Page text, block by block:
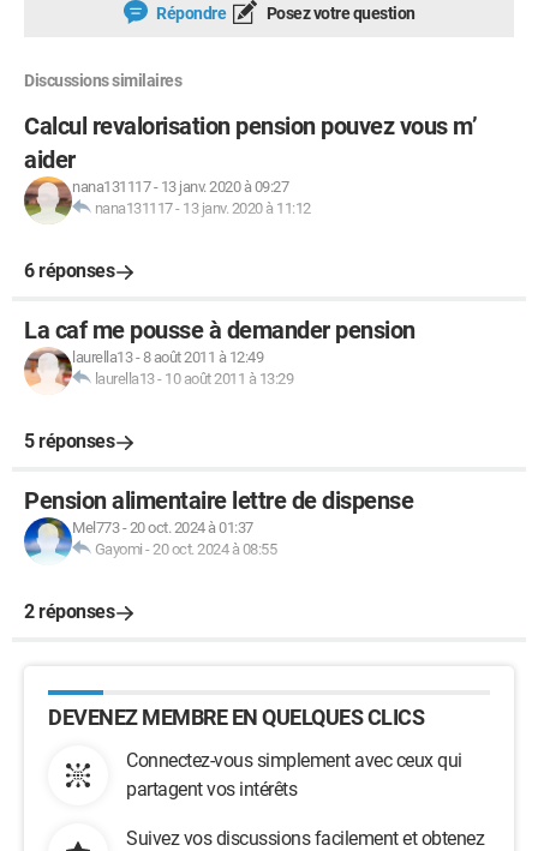
Répondre Posez votre question
Discussions similaires
Calcul revalorisation pension pouvez vous m’
aider
nana131117- 13 janv. 2020 à 09:27
nana131117- 13 janv. 2020 à 11:12
6 réponses
La caf me pousse à demander pension
laurella13-8 août 2011 à 12:49
laurella13- 10 août 2011 à 13:29
5 réponses
Pension alimentaire lettre de dispense
Mel773-20 oct. 2024 à 01:37
Gayomi -20 oct. 2024 à 08:55
2 réponses
DEVENEZ MEMBRE EN QUELQUES CLICS
Connectez-vous simplement avec ceux qui
partagent vos intérêts
Suivez vos discussions facilement et obtenez